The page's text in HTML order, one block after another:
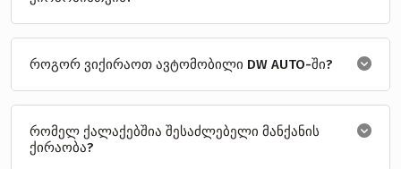
როგორ ვიქირაოთ ავტომობილი DW AUTO-ში?
რომელ ქალაქებშია შესაძლებელი მანქანის
ქირაობა?